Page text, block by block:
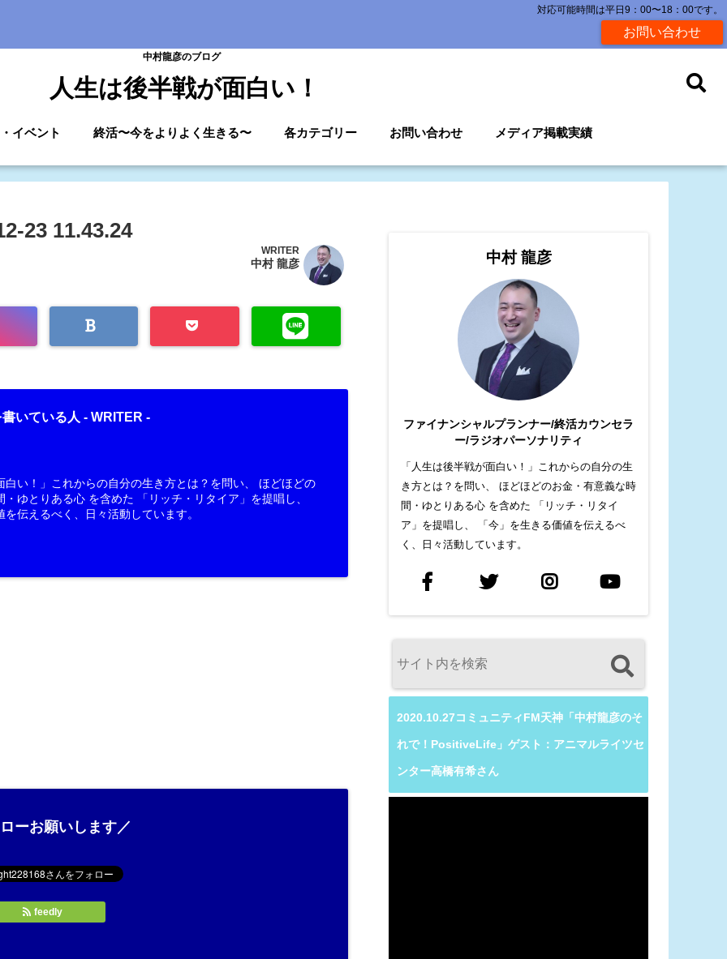
対応可能時間は平日9：00〜18：00です。
お問い合わせ
中村龍彦のブログ
人生は後半戦が面白い！
イベント 終活〜今をよりよく生きる〜 各カテゴリー お問い合わせ メディア掲載実績
23 11.43.24
WRITER
中村 龍彦
いている人 - WRITER -
白い！」これからの自分の生き方とは？を問い、 ほどほどの
・ゆとりある心 を含めた 「リッチ・リタイア」を提唱し、
伝えるべく、日々活動しています。
ーお願いします／
feedly
中村 龍彦
ファイナンシャルプランナー/終活カウンセラ
ー/ラジオパーソナリティ
「人生は後半戦が面白い！」これからの自分の生
き方とは？を問い、 ほどほどのお金・有意義な時
間・ゆとりある心 を含めた 「リッチ・リタイ
ア」を提唱し、 「今」を生きる価値を伝えるべ
く、日々活動しています。
2020.10.27コミュニティFM天神「中村龍彦のそ
れで！PositiveLife」ゲスト：アニマルライツセ
ンター高橋有希さん